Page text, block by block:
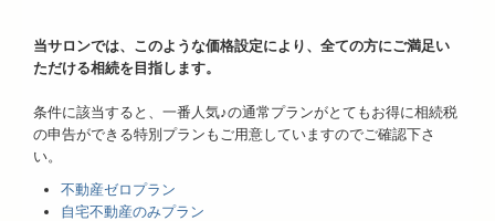
当サロンでは、このような価格設定により、全ての方にご満足い
ただける相続を目指します。
条件に該当すると、一番人気♪の通常プランがとてもお得に相続税
の申告ができる特別プランもご用意していますのでご確認下さ
い。
不動産ゼロプラン
自宅不動産のみプラン